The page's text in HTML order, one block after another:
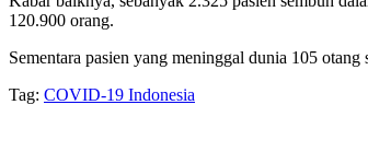
120.900 orang.
Sementara pasien yang meninggal dunia 105
Tag: COVID-19 Indonesia